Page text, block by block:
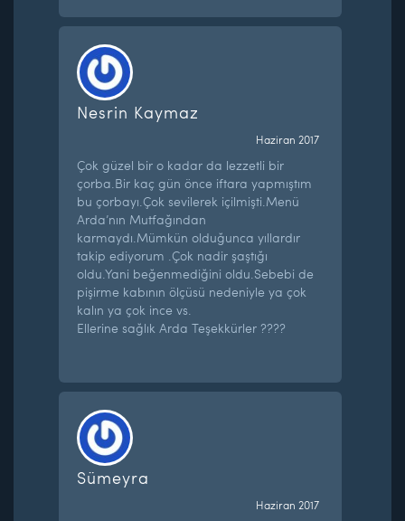
Nesrin Kaymaz
Haziran 2017
Çok güzel bir o kadar da lezzetli bir
çorba.Bir kaç gün önce iftara yapmıştım
bu çorbayı.Çok sevilerek içilmişti.Menü
Arda’nın Mutfağından
karmaydı.Mümkün olduğunca yıllardır
takip ediyorum .Çok nadir şaştığı
oldu.Yani beğenmediğini oldu.Sebebi de
pişirme kabının ölçüsü nedeniyle ya çok
kalın ya çok ince vs.
Ellerine sağlık Arda Teşekkürler ????
Sümeyra
Haziran 2017